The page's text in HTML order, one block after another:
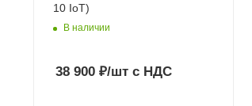
10 IoT)
В наличии
38 900 ₽/шт с НДС